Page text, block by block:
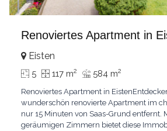
Renoviertes Apartment in
Eisten
5 117 m2 584 m2
Renoviertes Apartment in
wunderschön renovierte Apartment im
nur 15 Minuten von Saas-Grund entfernt.
geräumigen Zimmern bietet diese